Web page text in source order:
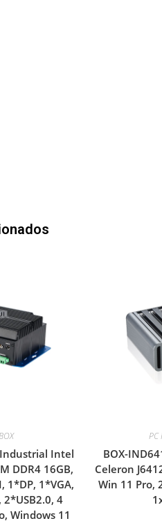
Industrial Intel
DDR4 16GB,
1*DP, 1*VGA,
2*USB2.0, 4
Windows 11
BOX-
Celeron
Win 11 Pro,